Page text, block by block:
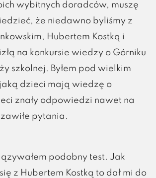
wybitnych doradców, muszę
że niedawno byliśmy z
Hubertem Kostką i
na konkursie wiedzy o Górniku
szkolnej. Byłem pod wielkim
dzieci mają wiedzę o
znały odpowiedzi nawet na
pytania.
podobny test. Jak
z Hubertem Kostką to dał mi do